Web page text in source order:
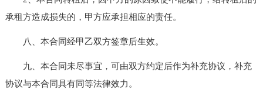
承租方造成损失的，甲方应承担相应的责任。
八、本合同经甲乙双方签章后生效。
九、本合同未尽事宜，可由双方约定后作为补充协议，补充
协议与本合同具有同等法律效力。